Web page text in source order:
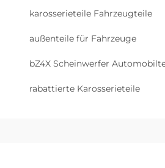
karosserieteile Fahrzeugteile
außenteile für Fahrzeuge
bZ4X Scheinwerfer
rabattierte Karosserieteile